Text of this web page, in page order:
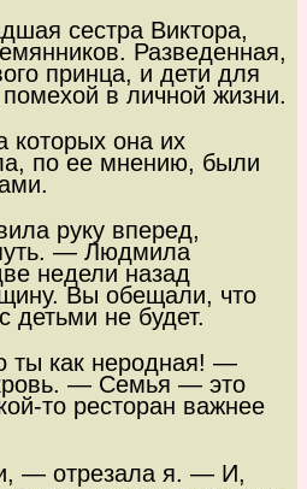
сестра Виктора,
Разведенная,
принца, и дети для
в личной жизни.
которых она их
по ее мнению, были
руку вперед,
— Людмила
недели назад
Вы обещали, что
детьми не будет.
ты как неродная! —
— Семья — это
то ресторан важнее
— отрезала я. — И,